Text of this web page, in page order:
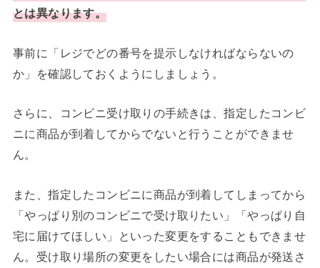
とは異なります。
事前に「レジでどの番号を提示しなければならないの
か」を確認しておくようにしましょう。
さらに、コンビニ受け取りの手続きは、指定したコンビ
ニに商品が到着してからでないと行うことができませ
ん。
また、指定したコンビニに商品が到着してしまってから
「やっぱり別のコンビニで受け取りたい」「やっぱり自
宅に届けてほしい」といった変更をすることもできませ
ん。受け取り場所の変更をしたい場合には商品が発送さ